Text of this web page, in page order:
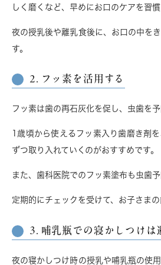
しく磨くなど、早めにお口のケアを習慣
夜の授乳後や離乳食後に、お口の中を
す。
2. フッ素を活用する
フッ素は歯の再石灰化を促し、虫歯を
1歳頃から使えるフッ素入り歯磨き剤
ずつ取り入れていくのがおすすめです。
また、歯科医院での フッ素塗布も虫歯
定期的にチェックを受けて、お子さまの
3. 哺乳瓶での寝かしつけは
夜の寝かしつけ時の授乳や哺乳瓶の使